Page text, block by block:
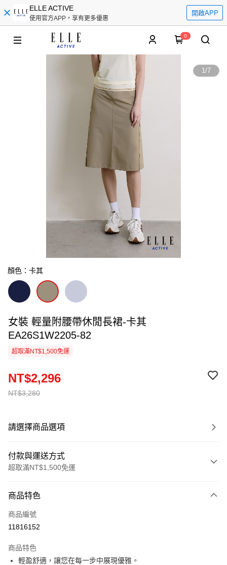
ELLE ACTIVE
使用官方APP，享有更多優惠
開啟APP
0
1/7
顏色：卡其
女裝 輕量附腰帶休閒長裙-卡其
EA26S1W2205-82
超取滿NT$1,500免運
NT$3,280
NT$2,296
請選擇商品選項
付款與運送方式
超取滿NT$1,500免運
信用卡一次付款
超商取貨付款
Apple Pay
商品特色
商品編號
11816152
商品特色
輕盈舒適，讓您在每一步中展現優雅。